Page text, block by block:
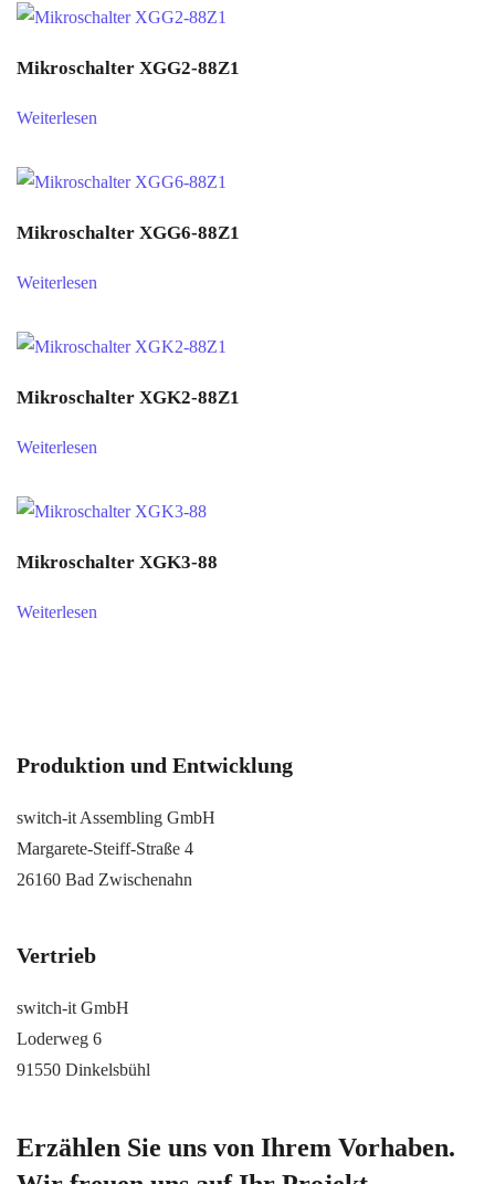
Mikroschalter XGG2-88Z1
Weiterlesen
Mikroschalter XGG6-88Z1
Weiterlesen
Mikroschalter XGK2-88Z1
Weiterlesen
Mikroschalter XGK3-88
Weiterlesen
Produktion und Entwicklung
switch-it Assembling GmbH
Margarete-Steiff-Straße 4
26160 Bad Zwischenahn
Vertrieb
switch-it GmbH
Loderweg 6
91550 Dinkelsbühl
Erzählen Sie uns von Ihrem Vorhaben.